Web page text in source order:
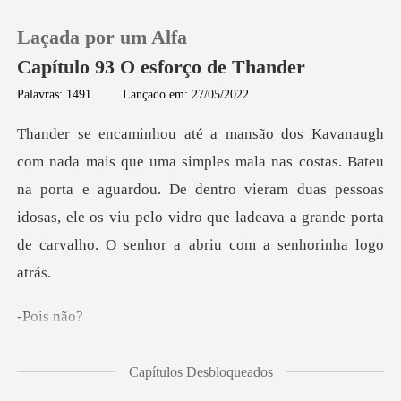
0
Loja
Laçada por um Alfa
Capítulo 93 O esforço de Thander
Palavras: 1491 |Lançado em: 27/05/2022
ostas. Bateu
na porta e aguardou. De dentro vieram duas pessoas
idosas, ele os viu pelo v
is
Capítulos Desbloqueados